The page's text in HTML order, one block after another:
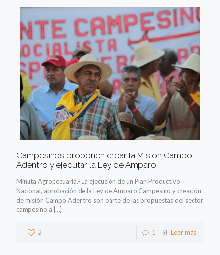
Campesinos proponen crear la Misión Campo
Adentro y ejecutar la Ley de Amparo
Minuta Agropecuaria.- La ejecución de un Plan Productivo
Nacional, aprobación de la Ley de Amparo Campesino y creación
de misión Campo Adentro son parte de las propuestas del sector
campesino a […]
2 1 Leer más